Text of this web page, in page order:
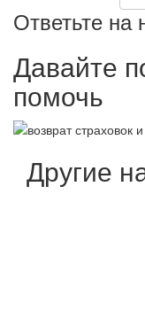
Ответьте на
Давайте
помочь
Другие